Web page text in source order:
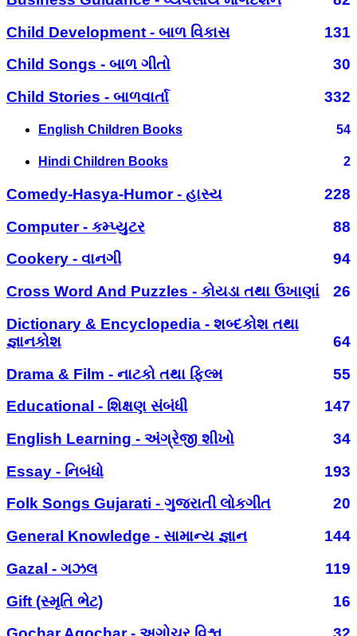
Child Development - બાળ વિકાસ
131
Child Songs - બાળ ગીતો
30
Child Stories - બાળવાર્તા
332
English Children Books 54
Hindi Children Books 2
Comedy-Hasya-Humor - હાસ્ય
228
Computer - કમ્પ્યુટર
88
Cookery - વાનગી
94
Cross Word And Puzzles - કોયડા તથા ઉખાણાં
26
Dictionary & Encyclopedia - શબ્દકોશ તથા
જ્ઞાનકોશ
64
Drama & Film - નાટકો તથા ફિલ્મ
55
Educational - શિક્ષણ સંબંધી
147
English Learning - અંગ્રેજી શીખો
34
Essay - નિબંધો
193
Folk Songs Gujarati - ગુજરાતી લોકગીત
20
General Knowledge - સામાન્ય જ્ઞાન
144
Gazal - ગઝલ
119
Gift (સ્મૃતિ ભેટ)
16